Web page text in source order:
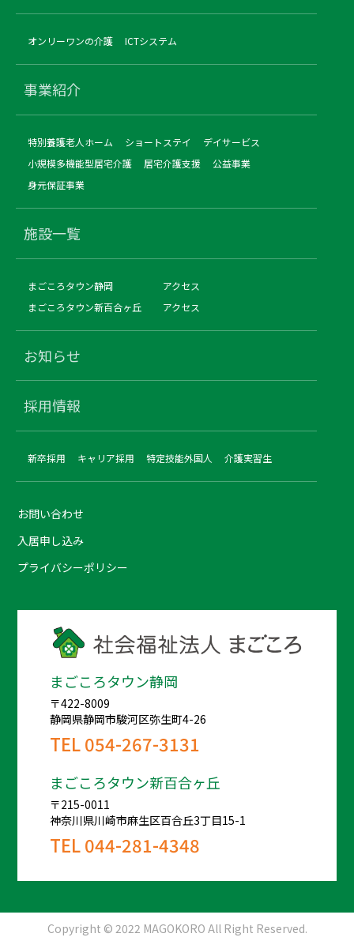
オンリーワンの介護 ICTシステム
事業紹介
特別養護老人ホーム ショートステイ
デイサービス
小規模多機能型居宅介護
居宅介護支援
公益事業
身元保証事業
施設一覧
まごころタウン静岡
アクセス
まごころタウン新百合ヶ丘
アクセス
お知らせ
採用情報
新卒採用 キャリア採用 特定技能外国人 介護実習生
お問い合わせ
入居申し込み
プライバシーポリシー
まごころタウン静岡
〒422-8009
静岡県静岡市駿河区弥生町4-26
TEL054-267-3131
まごころタウン新百合ヶ丘
〒215-0011
神奈川県川崎市麻生区百合丘3丁目15-1
TEL044-281-4348
Copyright © 2022 MAGOKORO All Right Reserved.